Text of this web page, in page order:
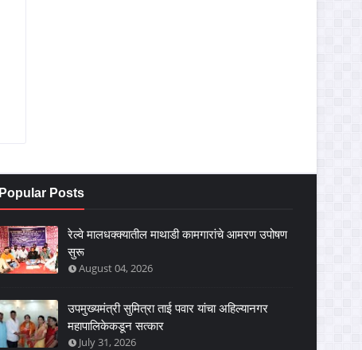
Popular Posts
रेल्वे मालधक्क्यातील माथाडी कामगारांचे आमरण उपोषण
सुरू
August 04, 2026
उपमुख्यमंत्री सुमित्रा ताई पवार यांचा अहिल्यानगर
महापालिकेकडून सत्कार
July 31, 2026